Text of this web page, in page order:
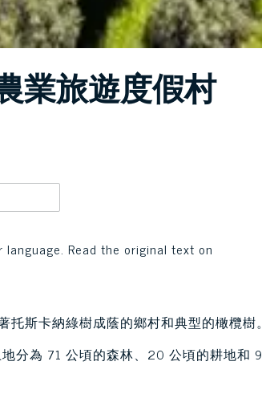
業旅遊度假村
Read the original text on
托斯卡納綠樹成蔭的鄉村和典型的橄欖樹。
分為 71 公頃的森林、20 公頃的耕地和 9